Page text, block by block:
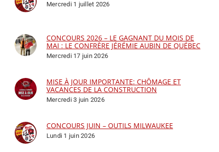
Mercredi 1 juillet 2026
CONCOURS 2026 – LE GAGNANT DU MOIS DE
MAI : LE CONFRÈRE JÉRÉMIE AUBIN DE QUÉBEC
Mercredi 17 juin 2026
MISE À JOUR IMPORTANTE: CHÔMAGE ET
VACANCES DE LA CONSTRUCTION
Mercredi 3 juin 2026
CONCOURS JUIN – OUTILS MILWAUKEE
Lundi 1 juin 2026